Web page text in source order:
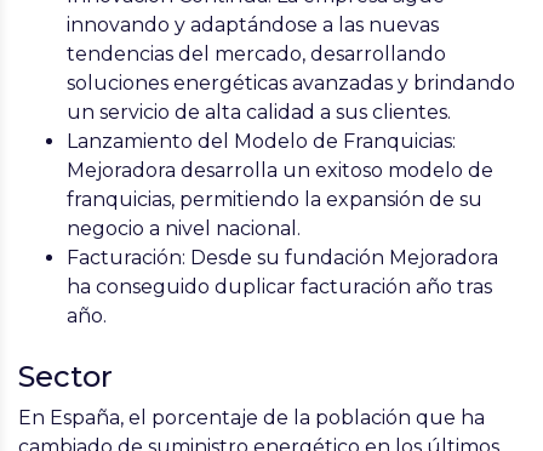
innovando y adaptándose a las nuevas
tendencias del mercado, desarrollando
soluciones energéticas avanzadas y brindando
un servicio de alta calidad a sus clientes.
Lanzamiento del Modelo de Franquicias:
Mejoradora desarrolla un exitoso modelo de
franquicias, permitiendo la expansión de su
negocio a nivel nacional.
Facturación: Desde su fundación Mejoradora
ha conseguido duplicar facturación año tras
año.
Sector
En España, el porcentaje de la población que ha